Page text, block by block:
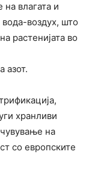
влагата и
воздух, што
растенијата во
азот.
хранливи
на
со европските